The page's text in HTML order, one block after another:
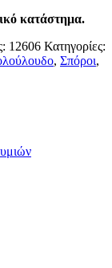
κατάστημα.
12606 Κατηγορίες:
, Σπόροι,